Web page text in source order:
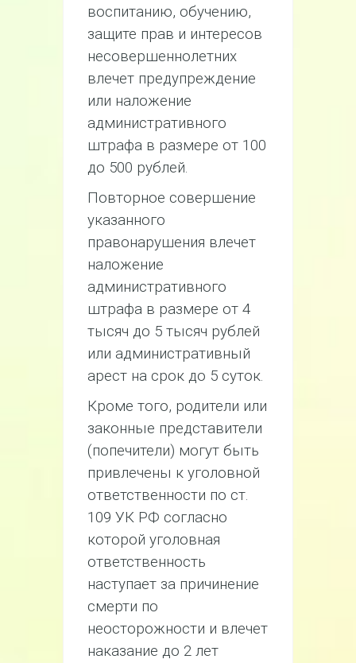
воспитанию, обучению,
защите прав и интересов
несовершеннолетних
влечет предупреждение
или наложение
административного
штрафа в размере от 100
до 500 рублей.
Повторное совершение
указанного
правонарушения влечет
наложение
административного
штрафа в размере от 4
тысяч до 5 тысяч рублей
или административный
арест на срок до 5 суток.
Кроме того, родители или
законные представители
(попечители) могут быть
привлечены к уголовной
ответственности по ст.
109 УК РФ согласно
которой уголовная
ответственность
наступает за причинение
смерти по
неосторожности и влечет
наказание до 2 лет